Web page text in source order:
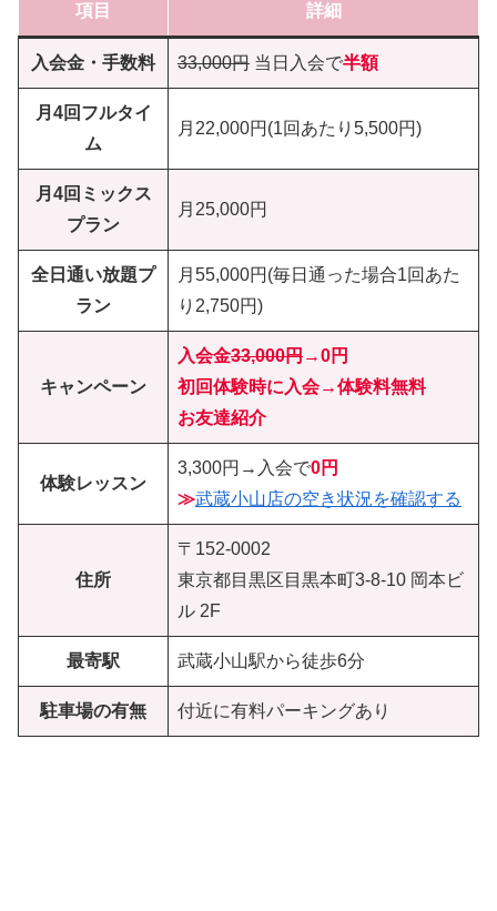
項目 詳細
入会金・手数料 33,000円 当日入会で半額
月4回 フルタイ
ム
月22,000円(1回あたり5,500円)
月4回 ミックス
プラン
月25,000円
全日通い放題プ
ラン
月55,000円(毎日通った場合1回あた
り2,750円)
キャンペーン
入会金33,000円→0円
初回体験時に入会→体験料無料
お友達紹介
体験レッスン
3,300円→入会で0円
≫武蔵小山店の空き状況を確認する
住所
〒152-0002
東京都目黒区目黒本町3-8-10 岡本ビ
ル 2F
最寄駅 武蔵小山駅から徒歩6分
駐車場の有無 付近に有料パーキングあり